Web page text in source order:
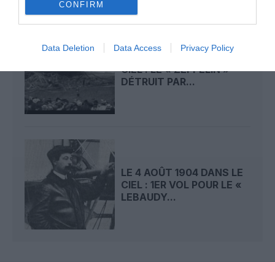
CONFIRM
Data Deletion Data Access Privacy Policy
LE 5 AOÛT 1908 DANS LE
CIEL : LE « ZEPPELIN »
DÉTRUIT PAR...
LE 4 AOÛT 1904 DANS LE
CIEL : 1ER VOL POUR LE «
LEBAUDY...